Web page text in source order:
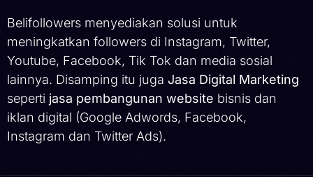
Belifollowers menyediakan solusi untuk
meningkatkan followers di Instagram, Twitter,
Youtube, Facebook, Tik Tok dan media sosial
lainnya. Disamping itu juga Jasa Digital Marketing
seperti jasa pembangunan website bisnis dan
iklan digital (Google Adwords, Facebook,
Instagram dan Twitter Ads).